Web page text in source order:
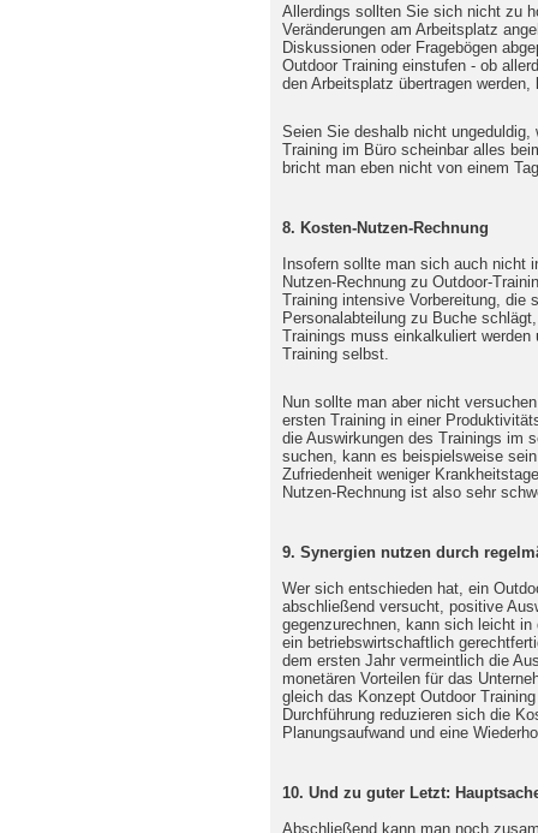
Allerdings sollten Sie sich nicht zu
Veränderungen am Arbeitsplatz
Diskussionen oder Fragebögen
Outdoor Training einstufen - ob
den Arbeitsplatz übertragen
Seien Sie deshalb nicht
Training im Büro scheinbar alles
bricht man eben nicht von einem
8. Kosten-Nutzen-Rechnung
Insofern sollte man sich auch nicht
Nutzen-Rechnung zu Outdoor-
Training intensive Vorbereitung, die
Personalabteilung zu Buche
Trainings muss einkalkuliert
Training selbst.
Nun sollte man aber nicht
ersten Training in einer
die Auswirkungen des Trainings im
suchen, kann es beispielsweise
Zufriedenheit weniger
Nutzen-Rechnung ist also sehr
9. Synergien nutzen durch
Wer sich entschieden hat, ein
abschließend versucht, positive
gegenzurechnen, kann sich leicht
ein betriebswirtschaftlich
dem ersten Jahr vermeintlich die
monetären Vorteilen für das
gleich das Konzept Outdoor
Durchführung reduzieren sich die
Planungsaufwand und eine
10. Und zu guter Letzt:
Abschließend kann man noch